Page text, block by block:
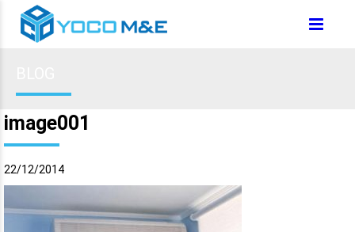
image001
22/12/2014